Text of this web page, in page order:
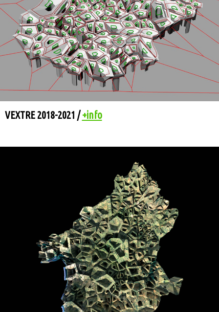
VEXTRE 2018-2021 /+info